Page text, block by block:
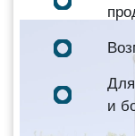
и